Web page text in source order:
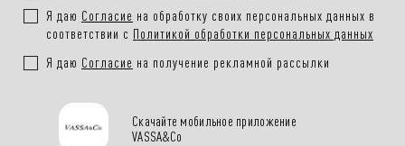
Я даю Согласие на обработку своих персональных данных в
соответствии с Политикой обработки персональных данных
Я даю Согласие на получение рекламной рассылки
Скачайте мобильное приложение
VASSA&Co